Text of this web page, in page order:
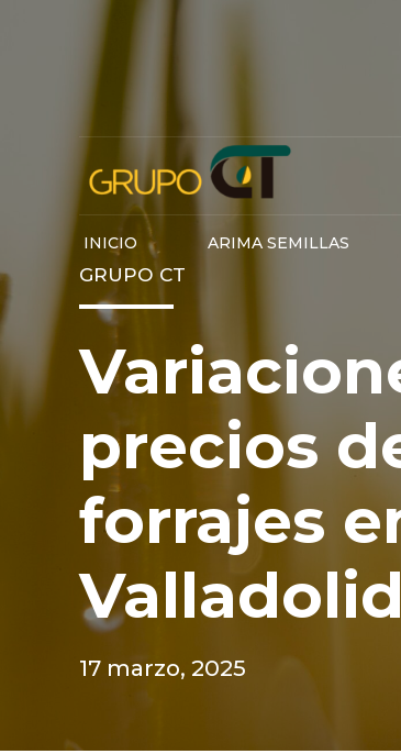
INICIO ARIMA SEMILLAS
GRUPO CT
precios
forrajes
17 marzo, 2025